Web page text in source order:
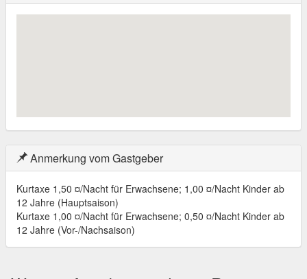
Anmerkung vom Gastgeber
Kurtaxe 1,50 ¤/Nacht für Erwachsene; 1,00 ¤/Nacht Kinder ab
12 Jahre (Hauptsaison)
Kurtaxe 1,00 ¤/Nacht für Erwachsene; 0,50 ¤/Nacht Kinder ab
12 Jahre (Vor-/Nachsaison)